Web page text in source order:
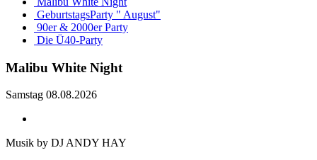
GeburtstagsParty " August"
90er & 2000er Party
Die Ü40-Party
Malibu White Night
Samstag 08.08.2026
Musik by DJ ANDY HAY